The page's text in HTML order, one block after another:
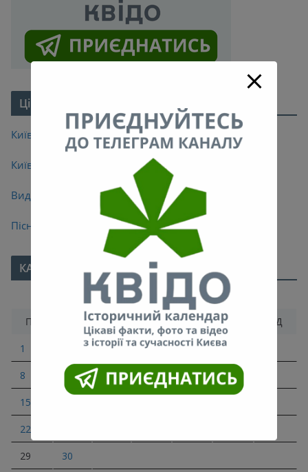
Цікаве про Київ
Київські легенди
Київські мости
Видатні кияни
Пісні про Київ
КАЛЕНДАР
Листопад 2021
ПН
СР ЧТ ПТ СБ НД
1 3 4 5 6
8 9 10 11 12 13
15
22
29 30